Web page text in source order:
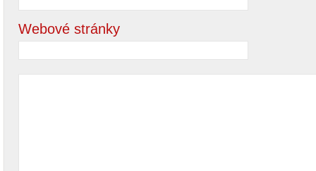
Webové stránky